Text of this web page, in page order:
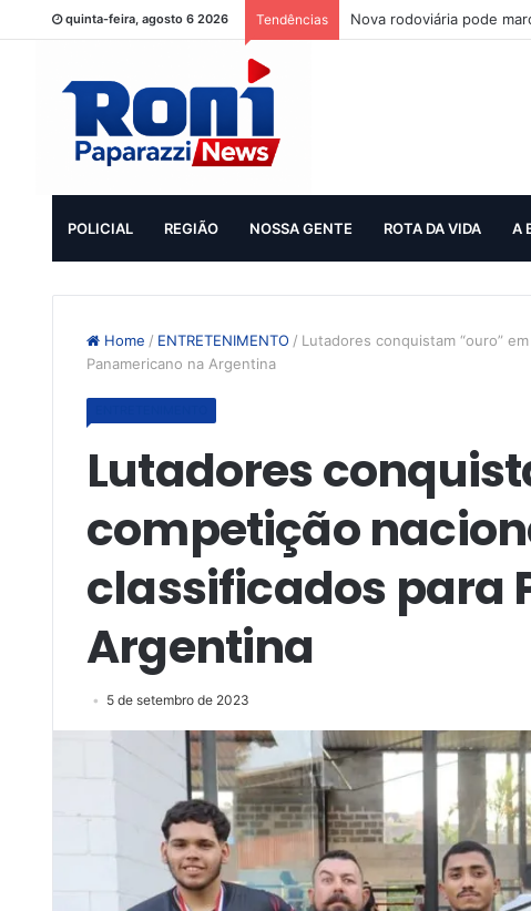
quinta-feira, agosto 6 2026 Tendências Nova rodoviária pode
POLICIAL REGIÃO NOSSA GENTE ROTA DA VIDA A
Home / ENTRETENIMENTO / Lutadores conquistam “ouro”
Panamericano na Argentina
Lutadores
competição
classificados para
Argentina
5 de setembro de 2023